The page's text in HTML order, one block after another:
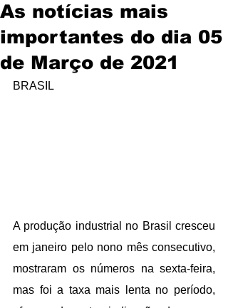
As notícias mais
importantes do dia 05
de Março de 2021
BRASIL
A produção industrial no Brasil cresceu
em janeiro pelo nono mês consecutivo,
mostraram os números na sexta-feira,
mas foi a taxa mais lenta no período,